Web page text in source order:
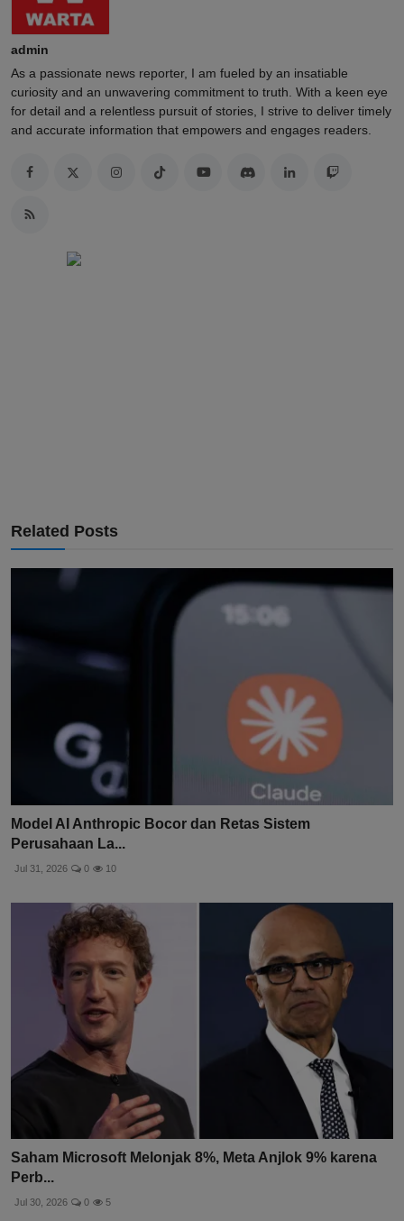
admin
As a passionate news reporter, I am fueled by an insatiable
curiosity and an unwavering commitment to truth. With a keen eye
for detail and a relentless pursuit of stories, I strive to deliver timely
and accurate information that empowers and engages readers.
Related Posts
Model AI Anthropic Bocor dan Retas Sistem
Perusahaan La...
Jul 31, 2026 0 10
Saham Microsoft Melonjak 8%, Meta Anjlok 9% karena
Perb...
Jul 30, 2026 0 5